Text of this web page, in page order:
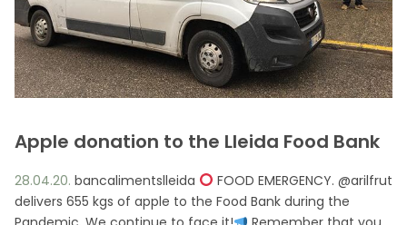
EN CA ES FR
Apple donation to the Lleida Food Bank
28.04.20. bancalimentslleida
FOOD EMERGENCY. @arilfrut
delivers 655 kgs of apple to the Food Bank during the